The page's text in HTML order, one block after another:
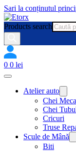
Sari la conținutul
Products search
0 0 lei
Atelier auto
Chei
Chei
Cricuri
Truse
Scule de Mână
Biti